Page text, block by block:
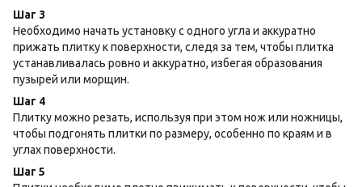
Шаг 3
Необходимо начать установку с одного угла и аккуратно
прижать плитку к поверхности, следя за тем, чтобы плитка
устанавливалась ровно и аккуратно, избегая образования
пузырей или морщин.
Шаг 4
Плитку можно резать, используя при этом нож или ножницы,
чтобы подгонять плитки по размеру, особенно по краям и в
углах поверхности.
Шаг 5